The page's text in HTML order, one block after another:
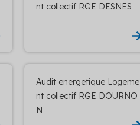
nt collectif RGE DESNES
Audit energetique Logeme
nt collectif RGE DOURNO
N